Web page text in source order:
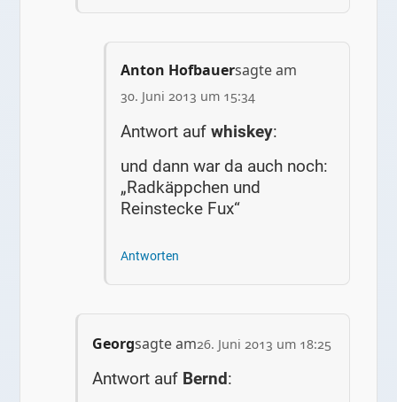
Anton Hofbauersagte am
30. Juni 2013 um 15:34
Antwort aufwhiskey:
und dann war da auch noch:
„Radkäppchen und
Reinstecke Fux“
Antworten
Georgsagte am26. Juni 2013 um 18:25
Antwort auf Bernd: